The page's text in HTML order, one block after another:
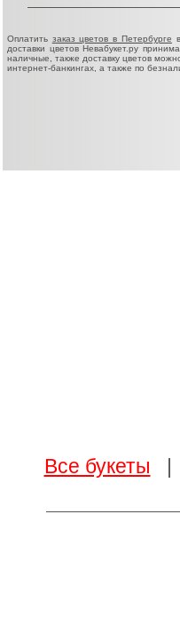
Оплатить заказ цветов в Петербурге
доставки цветов Невабукет.ру
наличные, также доставку цветов
интернет-банкингах, а также по
Все букеты |